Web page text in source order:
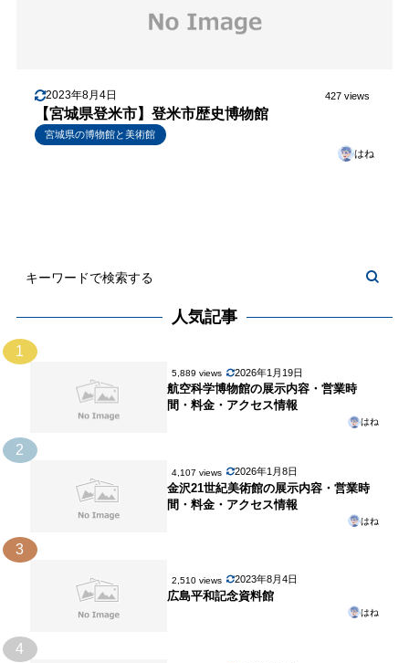
2023年8月4日 427 views
【宮城県登米市】登米市歴史博物館
宮城県の博物館と美術館
はね
人気記事
1
5,889 views 2026年1月19日
航空科学博物館の展示内容・営業時
間・料金・アクセス情報
はね
2
4,107 views 2026年1月8日
金沢21世紀美術館の展示内容・営業時
間・料金・アクセス情報
はね
3
2,510 views 2023年8月4日
広島平和記念資料館
はね
4